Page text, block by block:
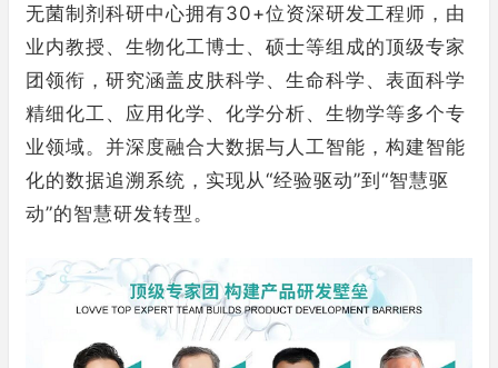
无菌制剂科研中心拥有30+位资深研发工程师，由
业内教授、生物化工博士、硕士等组成的顶级专家
团领衔，研究涵盖皮肤科学、生命科学、表面科学
精细化工、应用化学、化学分析、生物学等多个专
业领域。并深度融合大数据与人工智能，构建智能
化的数据追溯系统，实现从“经验驱动”到“智慧驱
动”的智慧研发转型。